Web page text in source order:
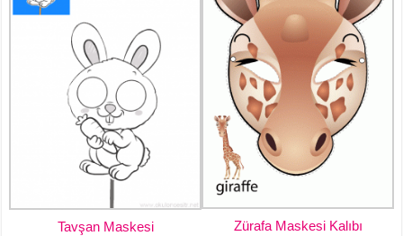
Tavşan Maskesi Zürafa Maskesi Kalıbı